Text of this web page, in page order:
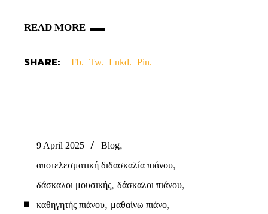
READ MORE
SHARE: Fb. Tw. Lnkd. Pin.
9 April 2025 Blog,
αποτελεσματική διδασκαλία πιάνου,
δάσκαλοι μουσικής,δάσκαλοι πιάνου,
καθηγητής πιάνου, μαθαίνω πιάνο,